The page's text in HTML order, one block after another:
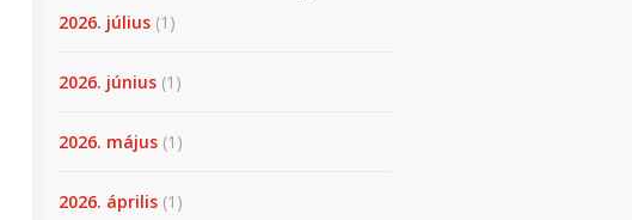
2026. július (1)
2026. június (1)
2026. május (1)
2026. április (1)